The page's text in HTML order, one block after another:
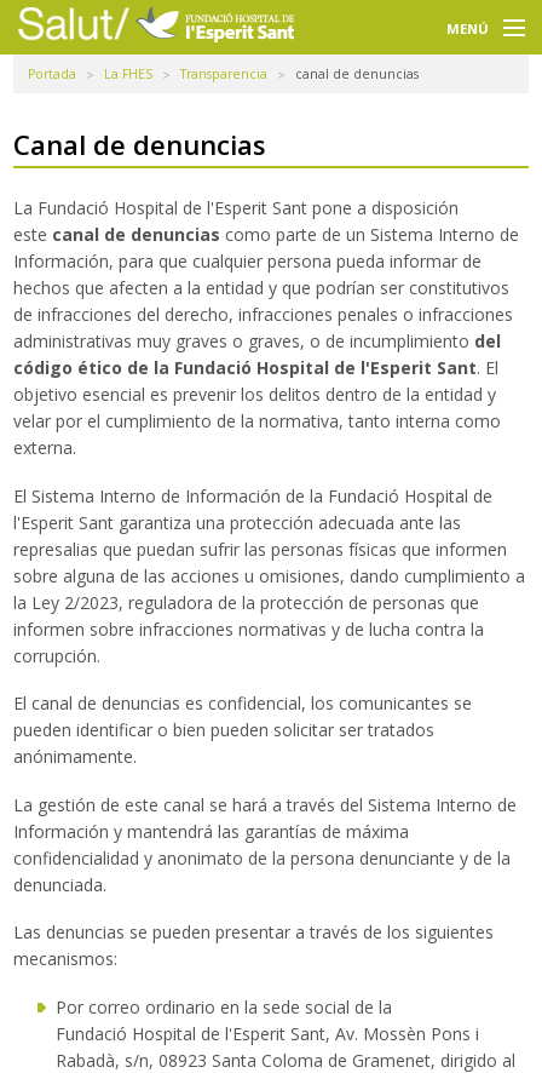
Navegación
principal
MENÚ
Usuarios
Profesionales
Investigación
La FHES
Intranet
Selecciona un idioma
Traductor
Portada La FHES Transparencia canal de denuncias
Canal de denuncias
La Fundació Hospital de l'Esperit Sant pone a disposición
este canal de denuncias como parte de un Sistema Interno de
Información, para que cualquier persona pueda informar de
hechos que afecten a la entidad y que podrían ser constitutivos
de infracciones del derecho, infracciones penales o infracciones
administrativas muy graves o graves, o de incumplimiento del
código ético de la Fundació Hospital de l'Esperit Sant. El
objetivo esencial es prevenir los delitos dentro de la entidad y
velar por el cumplimiento de la normativa, tanto interna como
externa.
El Sistema Interno de Información de la Fundació Hospital de
l'Esperit Sant garantiza una protección adecuada ante las
represalias que puedan sufrir las personas físicas que informen
sobre alguna de las acciones u omisiones, dando cumplimiento a
la Ley 2/2023, reguladora de la protección de personas que
informen sobre infracciones normativas y de lucha contra la
corrupción.
El canal de denuncias es confidencial, los comunicantes se
pueden identificar o bien pueden solicitar ser tratados
anónimamente.
La gestión de este canal se hará a través del Sistema Interno de
Información y mantendrá las garantías de máxima
confidencialidad y anonimato de la persona denunciante y de la
denunciada.
Las denuncias se pueden presentar a través de los siguientes
mecanismos:
Por correo ordinario en la sede social de la
Fundació Hospital de l'Esperit Sant, Av. Mossèn Pons i
Rabadà, s/n, 08923 Santa Coloma de Gramenet, dirigido al